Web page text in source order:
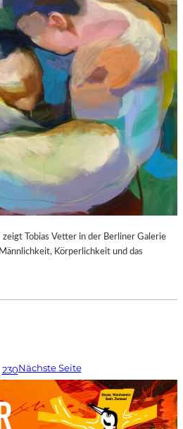
zeigt Tobias Vetter in der Berliner Galerie
Körperlichkeit und das
230Nächste Seite